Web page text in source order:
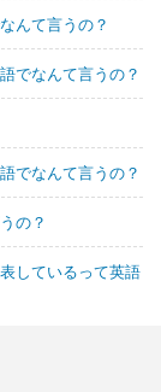
んて言うの？
でなんて言うの？
でなんて言うの？
の？
しているって英語